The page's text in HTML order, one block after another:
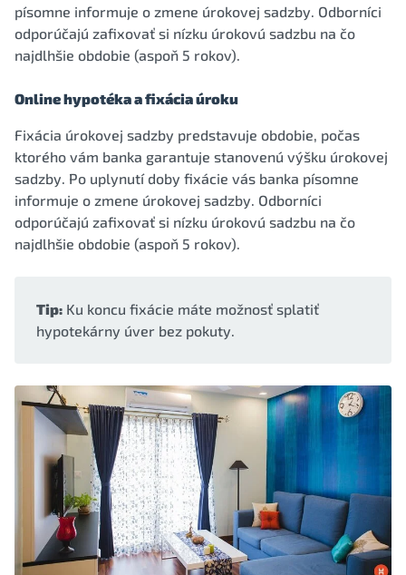
písomne informuje o zmene úrokovej sadzby. Odborníci
odporúčajú zafixovať si nízku úrokovú sadzbu na čo
najdlhšie obdobie (aspoň 5 rokov).
Online hypotéka a fixácia úroku
Fixácia úrokovej sadzby predstavuje obdobie, počas
ktorého vám banka garantuje stanovenú výšku úrokovej
sadzby. Po uplynutí doby fixácie vás banka písomne
informuje o zmene úrokovej sadzby. Odborníci
odporúčajú zafixovať si nízku úrokovú sadzbu na čo
najdlhšie obdobie (aspoň 5 rokov).
Tip: Ku koncu fixácie máte možnosť splatiť
hypotekárny úver bez pokuty.